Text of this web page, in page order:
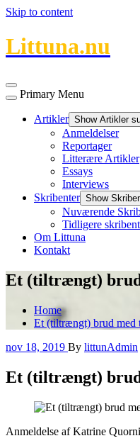
Skip to content
Littuna.nu
Primary Menu
Artikler Show Artikler
Anmeldelser
Reportager
Litterære Artikler
Essays
Interviews
Skribenter Show
Nuværende
Tidligere
Om Littuna
Kontakt
Et (tiltrængt)
Home
Et (tiltrængt) brud med
nov 18, 2019 By littunAdmin
Et (tiltrængt)
Anmeldelse af Katrine